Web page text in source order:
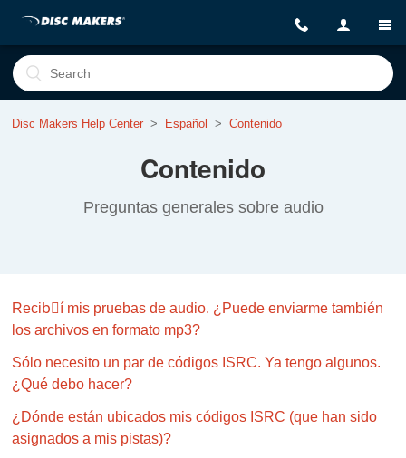
Disc Makers Help Center Español Contenido
Contenido
Preguntas generales sobre audio
Recibِí mis pruebas de audio. ¿Puede enviarme también
los archivos en formato mp3?
Sólo necesito un par de códigos ISRC. Ya tengo algunos.
¿Qué debo hacer?
¿Dónde están ubicados mis códigos ISRC (que han sido
asignados a mis pistas)?